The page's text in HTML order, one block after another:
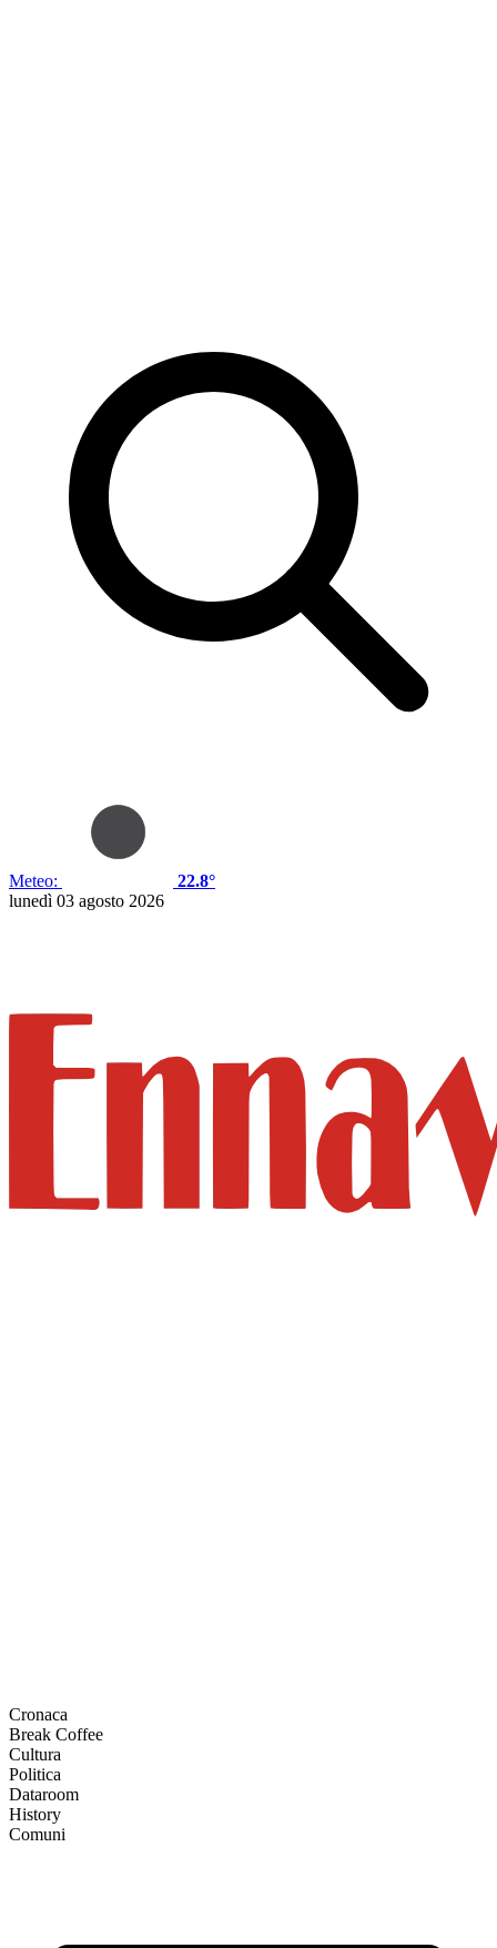
Meteo:
22.8°
lunedì 03 agosto 2026
Cronaca
Break Coffee
Cultura
Politica
Dataroom
History
Comuni